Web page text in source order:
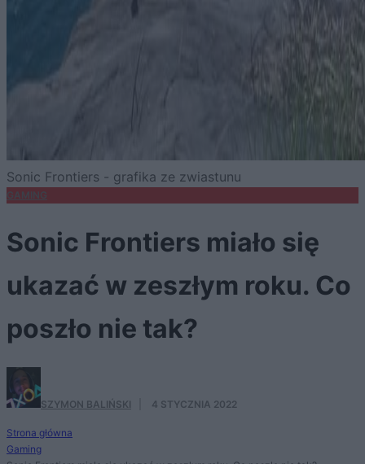
Sonic Frontiers - grafika ze zwiastunu
Sonic Frontiers miało się
ukazać w zeszłym roku. Co
poszło nie tak?
SZYMON BALIŃSKI 4 STYCZNIA 2022
Strona główna
Gaming